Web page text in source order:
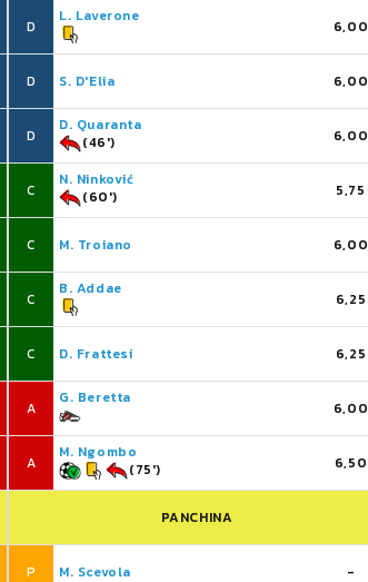
D
L. Laverone
6,00
D S. D'Elia 6,00
D
D. Quaranta
(46')
6,00
C
N. Ninković
(60')
5,75
C M. Troiano 6,00
C
B. Addae
6,25
C D. Frattesi 6,25
A
G. Beretta
6,00
A
M. Ngombo
(75')
6,50
PANCHINA
P M. Scevola -